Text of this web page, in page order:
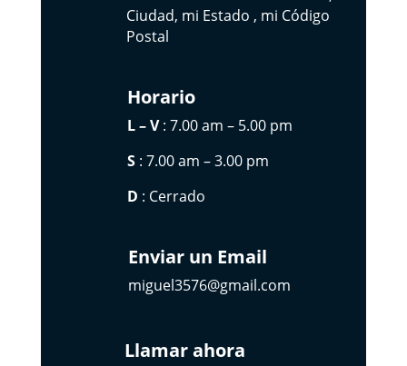
Ciudad, mi Estado , mi Código
Postal
Horario
L – V: 7.00 am – 5.00 pm
S: 7.00 am – 3.00 pm
D : Cerrado
Enviar un Email
miguel3576@gmail.com
Llamar ahora